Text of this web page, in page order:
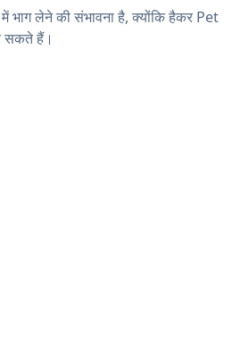
लेने की संभावना है, क्योंकि हैकर Pet
सकते हैं।